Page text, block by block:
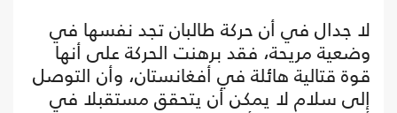
لا جدال في أن حركة طالبان تجد نفسها في
وضعية مريحة، فقد برهنت الحركة على أنها
قوة قتالية هائلة في أفغانستان، وأن التوصل
إلى سلام لا يمكن أن يتحقق مستقبلا في